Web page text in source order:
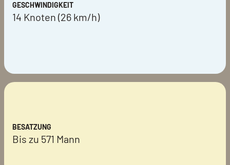
GESCHWINDIGKEIT
14 Knoten (26 km/h)
BESATZUNG
Bis zu 571 Mann